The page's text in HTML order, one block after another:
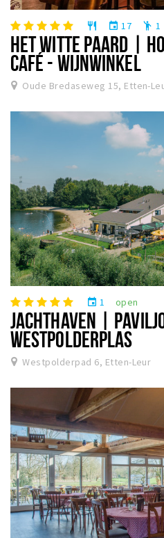
restaurant event 17 emoji_people 1
HET WITTE PAARD |
CAFÉ - WIJNWINKEL
Oude Bredaseweg 15, Etten-
event 1 open
JACHTHAVEN |
WESTPOLDERPLAS
Westpolderpad 6, Etten-Leur